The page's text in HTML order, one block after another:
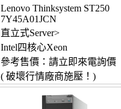
Lenovo Thinksystem ST250
7Y45A01JCN
直立式Server>
Intel四核心Xeon
參考售價：請立即來電詢價
( 破壞行情廠商施壓！)